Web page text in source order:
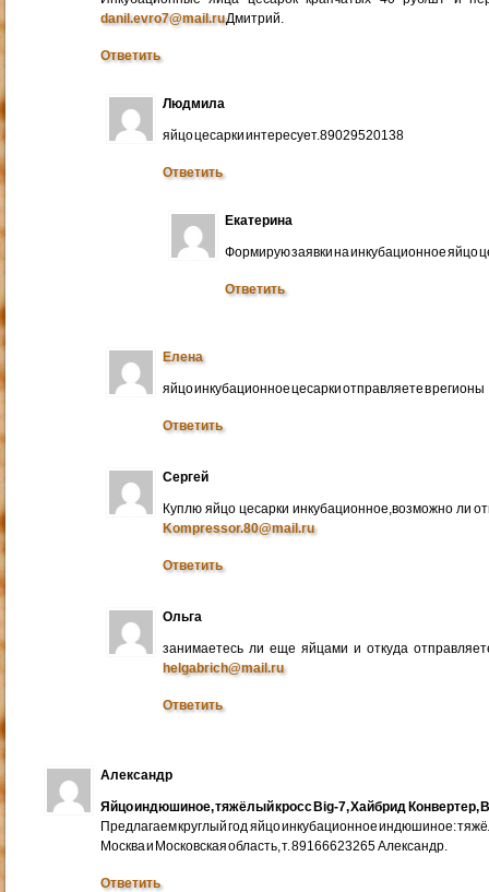
danil.evro7@mail.ruДмитрий.
Ответить
Людмила
яйцо цесарки интересует.89029520138
Ответить
Екатерина
Формирую заявки на инкубационное яйцо
Ответить
Елена
яйцо инкубационное цесарки отправляете в регионы
Ответить
Сергей
Куплю яйцо цесарки инкубационное,возможно ли
Kompressor.80@mail.ru
Ответить
Ольга
занимаетесь ли еще яйцами и откуда
helgabrich@mail.ru
Ответить
Александр
Яйцо индюшиное, тяжёлый кросс Big-7, Хайбрид Конвертер,
Предлагаем круглый год яйцо инкубационное индюшиное:
Москва и Московская область, т. 89166623265 Александр.
Ответить